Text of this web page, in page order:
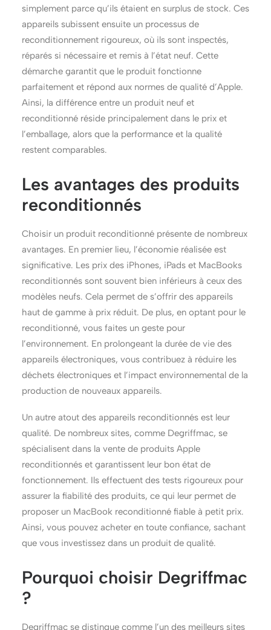
simplement parce qu’ils étaient en surplus de stock. Ces
appareils subissent ensuite un processus de
reconditionnement rigoureux, où ils sont inspectés,
réparés si nécessaire et remis à l’état neuf. Cette
démarche garantit que le produit fonctionne
parfaitement et répond aux normes de qualité d’Apple.
Ainsi, la différence entre un produit neuf et
reconditionné réside principalement dans le prix et
l’emballage, alors que la performance et la qualité
restent comparables.
Les avantages des produits
reconditionnés
Choisir un produit reconditionné présente de nombreux
avantages. En premier lieu, l’économie réalisée est
significative. Les prix des iPhones, iPads et MacBooks
reconditionnés sont souvent bien inférieurs à ceux des
modèles neufs. Cela permet de s’offrir des appareils
haut de gamme à prix réduit. De plus, en optant pour le
reconditionné, vous faites un geste pour
l’environnement. En prolongeant la durée de vie des
appareils électroniques, vous contribuez à réduire les
déchets électroniques et l’impact environnemental de la
production de nouveaux appareils.
Un autre atout des appareils reconditionnés est leur
qualité. De nombreux sites, comme Degriffmac, se
spécialisent dans la vente de produits Apple
reconditionnés et garantissent leur bon état de
fonctionnement. Ils effectuent des tests rigoureux pour
assurer la fiabilité des produits, ce qui leur permet de
proposer un MacBook reconditionné fiable à petit prix.
Ainsi, vous pouvez acheter en toute confiance, sachant
que vous investissez dans un produit de qualité.
Pourquoi choisir Degriffmac
?
Degriffmac se distingue comme l’un des meilleurs sites